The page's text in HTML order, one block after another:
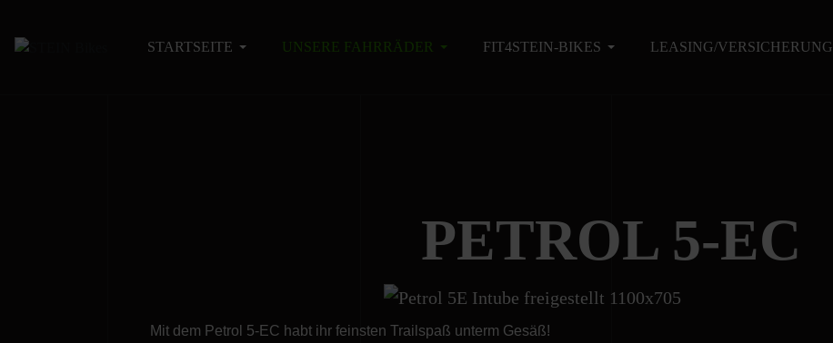
STARTSEITE UNSERE FAHRRÄDER FIT4STEIN-BIKES LEASING/VERSICHERUNG
PETROL 5-EC
Mit dem Petrol 5-EC habt ihr feinsten Trailspaß unterm Gesäß!